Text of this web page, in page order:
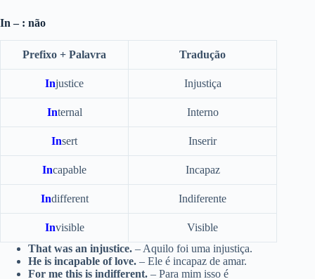
In – : não
Prefixo + Palavra Tradução
Injustice Injustiça
Internal Interno
Insert Inserir
Incapable Incapaz
Indifferent Indiferente
Invisible
Visible
That was an injustice. – Aquilo foi uma injustiça.
He is incapable of love. – Ele é incapaz de amar.
For me this is indifferent. – Para mim isso é